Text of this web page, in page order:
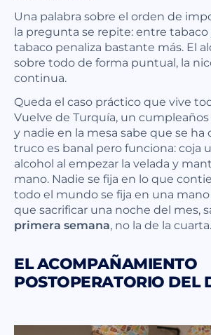
Una palabra sobre el orden de
la pregunta se repite: entre tabaco
tabaco penaliza bastante más. El
sobre todo de forma puntual, la
continua.
Queda el caso práctico que vive
Vuelve de Turquía, un
y nadie en la mesa sabe que se ha
truco es banal pero funciona: coja
alcohol al empezar la velada y
mano. Nadie se fija en lo que
todo el mundo se fija en una mano
que sacrificar una noche del mes,
primera semana, no la de la cuarta.
EL ACOMPAÑAMIENTO
POSTOPERATORIO DEL